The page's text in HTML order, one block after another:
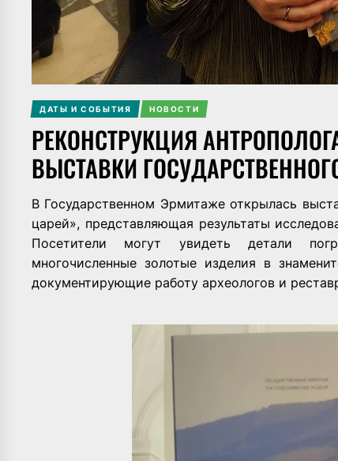
ДАТЫ И СОБЫТИЯ НОВОСТИ
РЕКОНСТРУКЦИЯ
ВЫСТАВКИ
В Государственном Эрмитаже открылась
царей», представляющая результаты
Посетители могут увидеть детали
многочисленные золотые изделия в
документирующие работу археологов и